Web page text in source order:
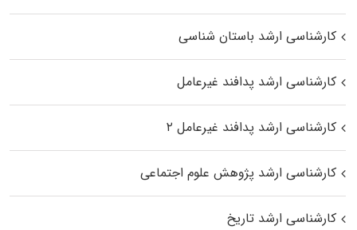
کارشناسی ارشد باستان شناسی
کارشناسی ارشد پدافند غیرعامل
کارشناسی ارشد پدافند غیرعامل ۲
کارشناسی ارشد پژوهش علوم اجتماعی
کارشناسی ارشد تاریخ